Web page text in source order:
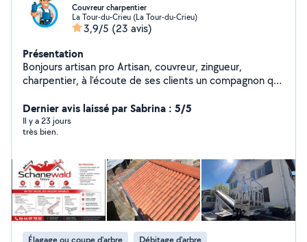
Couvreur charpentier
La Tour-du-Crieu (La Tour-du-Crieu)
3,9/5 (23 avis)
Présentation
Bonjours artisan pro Artisan, couvreur, zingueur,
charpentier, à l'écoute de ses clients un compagnon qui
dans toute l'Occitanie Déplacement rapide et efficace.
Devis rapidement effectué disponible 24/24 7/7
N'hésitez pas à me contacter
Dernier avis laissé par Sabrina : 5/5
Il y a 23 jours
très bien.
Élagage ou coupe d'arbre Débitage d'arbre